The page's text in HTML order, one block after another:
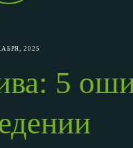
2025
5